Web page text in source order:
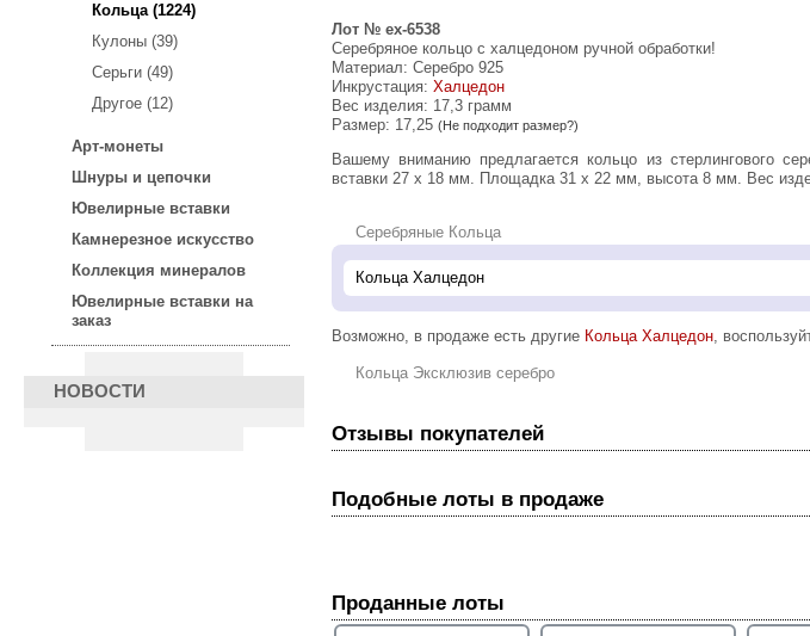
Кольца (1224)
Кулоны (39)
Серьги (49)
Другое (12)
Арт-монеты
Шнуры и цепочки
Ювелирные вставки
Камнерезное искусство
Коллекция минералов
Ювелирные вставки на
заказ
НОВОСТИ
Лот № ex-6538
Серебряное кольцо с халцедоном ручной обработки!
Материал: Серебро 925
Инкрустация: Халцедон
Вес изделия: 17,3 грамм
Размер: 17,25 (Не подходит размер?)
Вашему вниманию предлагается кольцо из стерлингового серебра (925 проба) c халцедоном ручной обработки! Размеры
вставки 27 х 18 мм. Площадка 31 х 22 мм, высота 8 мм. Вес
Серебряные Кольца
Возможно, в продаже есть другие Кольца Халцедон ,
Кольца Эксклюзив серебро
Отзывы покупателей
Подобные лоты в продаже
Проданные лоты